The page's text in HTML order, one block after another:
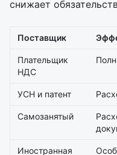
снижает
Поставщик
Плательщик
НДС
УСН и патент
Самозанятый
Иностранная